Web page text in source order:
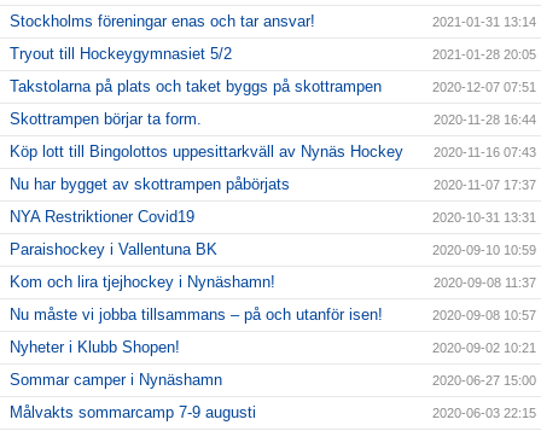
Stockholms föreningar enas och tar ansvar! 2021-01-31 13:14
Tryout till Hockeygymnasiet 5/2 2021-01-28 20:05
Takstolarna på plats och taket byggs på skottrampen 2020-12-07 07:51
Skottrampen börjar ta form. 2020-11-28 16:44
Köp lott till Bingolottos uppesittarkväll av Nynäs Hockey 2020-11-16 07:43
Nu har bygget av skottrampen påbörjats 2020-11-07 17:37
NYA Restriktioner Covid19 2020-10-31 13:31
Paraishockey i Vallentuna BK 2020-09-10 10:59
Kom och lira tjejhockey i Nynäshamn! 2020-09-08 11:37
Nu måste vi jobba tillsammans – på och utanför isen! 2020-09-08 10:57
Nyheter i Klubb Shopen! 2020-09-02 10:21
Sommar camper i Nynäshamn 2020-06-27 15:00
Målvakts sommarcamp 7-9 augusti 2020-06-03 22:15